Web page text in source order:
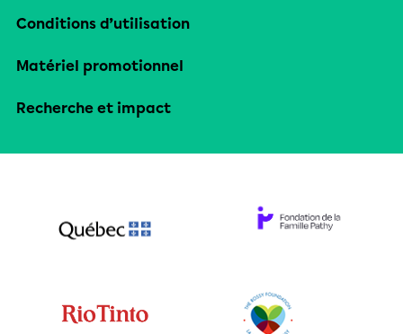
Conditions d’utilisation
Matériel promotionnel
Recherche et impact